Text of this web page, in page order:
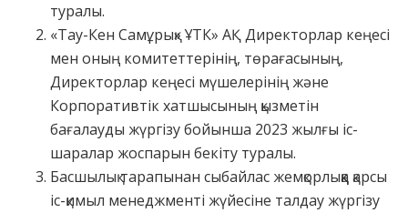
туралы.
«Тау-Кен Самұрық» ҰТК» АҚ Директорлар кеңесі
мен оның комитеттерінің, төрағасының,
Директорлар кеңесі мүшелерінің және
Корпоративтік хатшысының қызметін
бағалауды жүргізу бойынша 2023 жылғы іс-
шаралар жоспарын бекіту туралы.
Басшылық тарапынан сыбайлас жемқорлыққа қарсы
іс-қимыл менеджменті жүйесіне талдау жүргізу